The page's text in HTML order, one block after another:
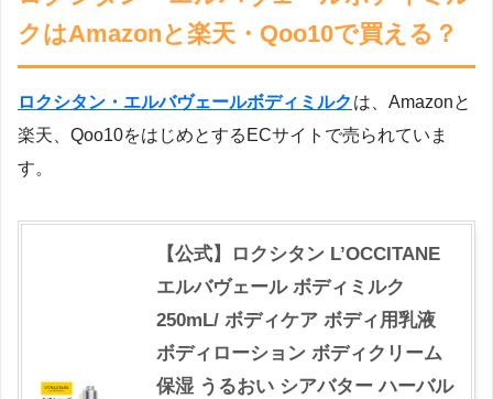
クはAmazonと楽天・Qoo10で買える？
ロクシタン・エルバヴェールボディミルク は、Amazonと
楽天、Qoo10をはじめとするECサイトで売られていま
す。
【公式】ロクシタン L’OCCITANE
エルバヴェール ボディミルク
250mL/ ボディケア ボディ用乳液
ボディローション ボディクリーム
保湿 うるおい シアバター ハーバル